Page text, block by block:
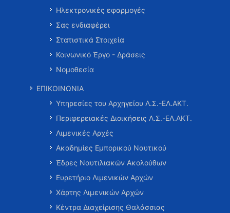
Ηλεκτρονικές εφαρμογές
Σας ενδιαφέρει
Στατιστικά Στοιχεία
Κοινωνικό Έργο - Δράσεις
Νομοθεσία
ΕΠΙΚΟΙΝΩΝΙΑ
Υπηρεσίες του Αρχηγείου Λ.Σ.-ΕΛ.ΑΚΤ.
Περιφερειακές Διοικήσεις Λ.Σ.-ΕΛ.ΑΚΤ.
Λιμενικές Αρχές
Ακαδημίες Εμπορικού Ναυτικού
Έδρες Ναυτιλιακών Ακολούθων
Ευρετήριο Λιμενικών Αρχών
Χάρτης Λιμενικών Αρχών
Κέντρα Διαχείρισης Θαλάσσιας